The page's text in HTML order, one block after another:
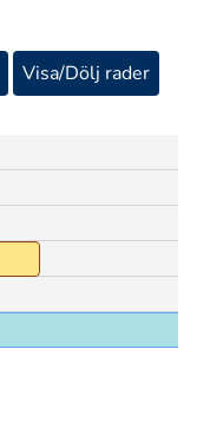
Visa/Dölj rader